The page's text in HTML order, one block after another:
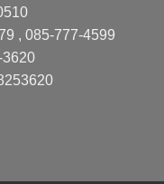
, 085-777-4599